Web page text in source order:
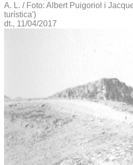
A. L. / Foto: Albert Puigoriol i
turística')
dt., 11/04/2017